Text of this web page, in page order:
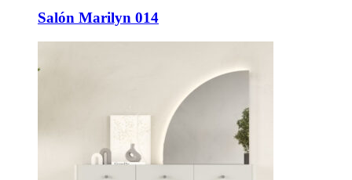
Salón Marilyn 014